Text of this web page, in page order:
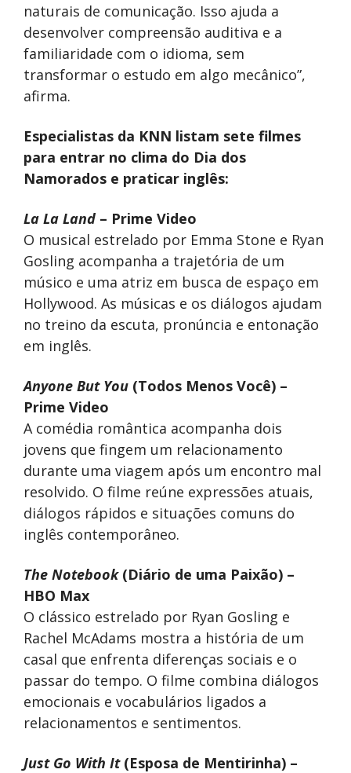
naturais de comunicação. Isso ajuda a
desenvolver compreensão auditiva e a
familiaridade com o idioma, sem
transformar o estudo em algo mecânico”,
afirma.
Especialistas da KNN listam sete filmes
para entrar no clima do Dia dos
Namorados e praticar inglês:
La La Land – Prime Video
O musical estrelado por Emma Stone e Ryan
Gosling acompanha a trajetória de um
músico e uma atriz em busca de espaço em
Hollywood. As músicas e os diálogos ajudam
no treino da escuta, pronúncia e entonação
em inglês.
Anyone But You (Todos Menos Você) –
Prime Video
A comédia romântica acompanha dois
jovens que fingem um relacionamento
durante uma viagem após um encontro mal
resolvido. O filme reúne expressões atuais,
diálogos rápidos e situações comuns do
inglês contemporâneo.
The Notebook(Diário de uma Paixão) –
HBO Max
O clássico estrelado por Ryan Gosling e
Rachel McAdams mostra a história de um
casal que enfrenta diferenças sociais e o
passar do tempo. O filme combina diálogos
emocionais e vocabulários ligados a
relacionamentos e sentimentos.
Just Go With It(Esposa de Mentirinha) –